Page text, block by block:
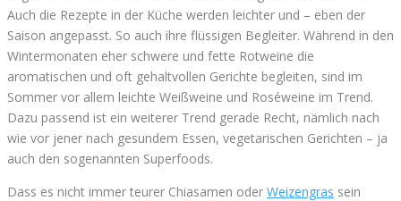
Auch die Rezepte in der Küche werden leichter und – eben der
Saison angepasst. So auch ihre flüssigen Begleiter. Während in den
Wintermonaten eher schwere und fette Rotweine die
aromatischen und oft gehaltvollen Gerichte begleiten, sind im
Sommer vor allem leichte Weißweine und Roséweine im Trend.
Dazu passend ist ein weiterer Trend gerade Recht, nämlich nach
wie vor jener nach gesundem Essen, vegetarischen Gerichten – ja
auch den sogenannten Superfoods.
Dass es nicht immer teurer Chiasamen oder Weizengras sein